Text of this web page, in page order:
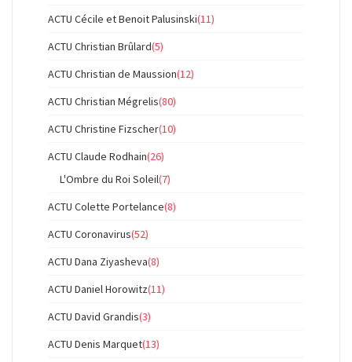
ACTU Cécile et Benoit Palusinski(11)
ACTU Christian Brûlard(5)
ACTU Christian de Maussion(12)
ACTU Christian Mégrelis(80)
ACTU Christine Fizscher(10)
ACTU Claude Rodhain(26)
L'Ombre du Roi Soleil(7)
ACTU Colette Portelance(8)
ACTU Coronavirus(52)
ACTU Dana Ziyasheva(8)
ACTU Daniel Horowitz(11)
ACTU David Grandis(3)
ACTU Denis Marquet(13)